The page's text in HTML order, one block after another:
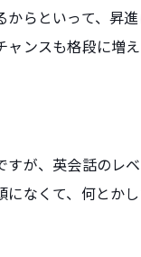
らといって、昇
ンスも格段に増
が、英会話のレ
なくて、何とか